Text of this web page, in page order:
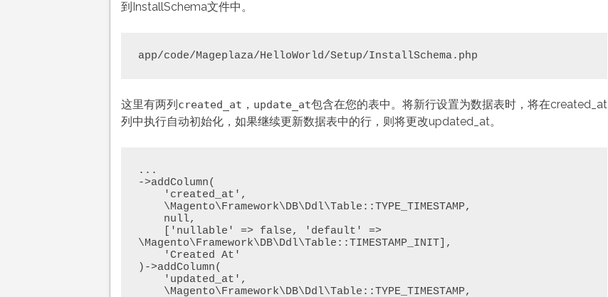
到InstallSchema文件中。
app/code/Mageplaza/HelloWorld/Setup/InstallSchema.php
这里有两列created_at ， update_at包含在您的表中。将新行设置为数据表时，将在created_at
列中执行自动初始化，如果继续更新数据表中的行，则将更改updated_at。
...
->addColumn(
\Magento\Framework\DB\Ddl\Table::TIMESTAMP_INIT],
)->addColumn(